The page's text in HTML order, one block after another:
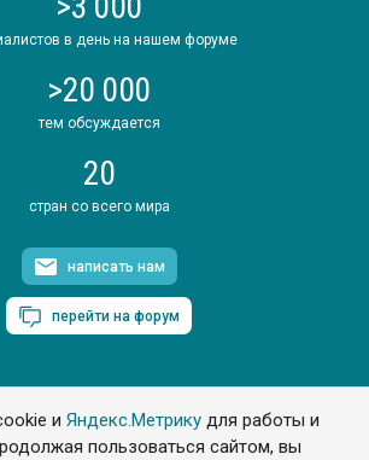
иЯндекс.Метрику для работы и
пользоваться сайтом, вы
в день на нашем форуме
>20 000
тем обсуждается
20
стран со всего мира
написать нам
перейти на форум
© 2006. Все права защищены
материалов сайта с обязательной